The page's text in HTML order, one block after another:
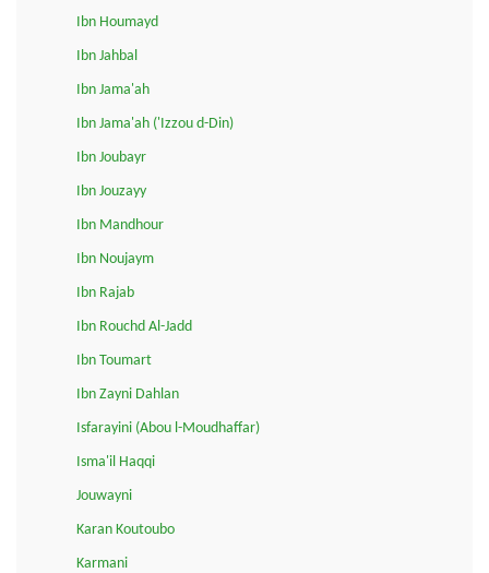
Ibn Houmayd
Ibn Jahbal
Ibn Jama'ah
Ibn Jama'ah ('Izzou d-Din)
Ibn Joubayr
Ibn Jouzayy
Ibn Mandhour
Ibn Noujaym
Ibn Rajab
Ibn Rouchd Al-Jadd
Ibn Toumart
Ibn Zayni Dahlan
Isfarayini (Abou l-Moudhaffar)
Isma'il Haqqi
Jouwayni
Karan Koutoubo
Karmani